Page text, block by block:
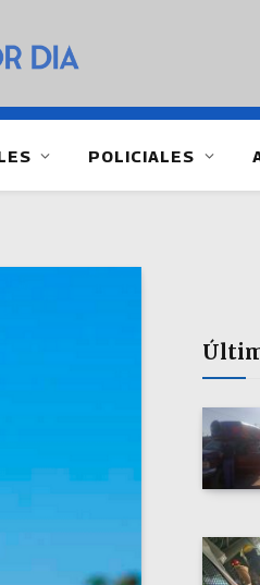
POLICIALES